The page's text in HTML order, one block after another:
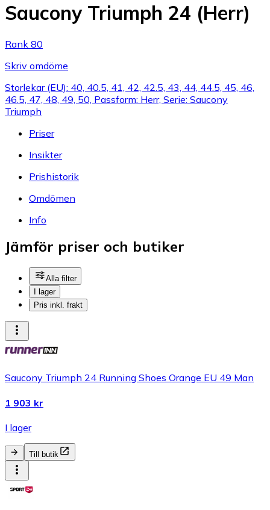
Saucony Triumph 24 (Herr)
Rank 80
Skriv omdöme
Storlekar (EU): 40, 40.5, 41, 42, 42.5, 43, 44, 44.5, 45, 46,
46.5, 47, 48, 49, 50, Passform: Herr, Serie: Saucony
Triumph
Priser
Insikter
Prishistorik
Omdömen
Info
Jämför priser och butiker
Alla filter
I lager
Pris inkl. frakt
Saucony Triumph 24 Running Shoes Orange EU 49 Man
1 903 kr
I lager
Till butik